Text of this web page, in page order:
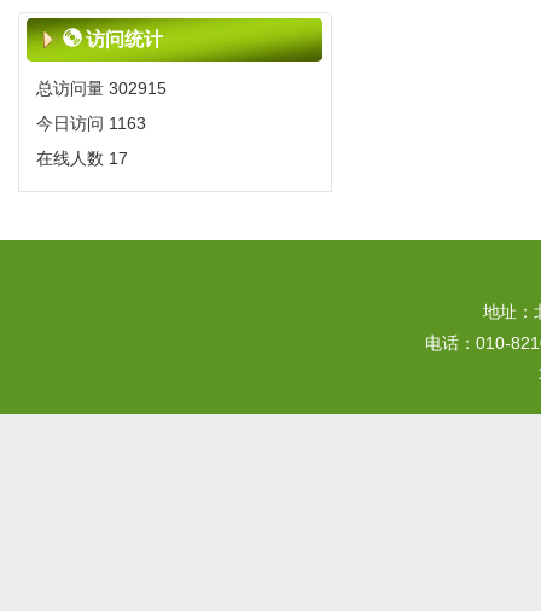
2014-10-10
2013征订和变更刊期启事
2012-07-13
《中国农业气象》在线投稿系统
开通启事
访问统计
总访问量 302915
今日访问 1163
在线人数 17
地址：
电话：010-